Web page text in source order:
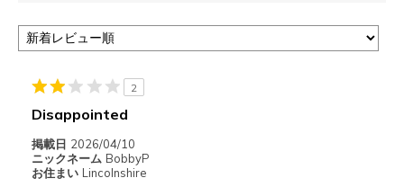
2
Disappointed
掲載日 2026/04/10
ニックネーム BobbyP
お住まい Lincolnshire